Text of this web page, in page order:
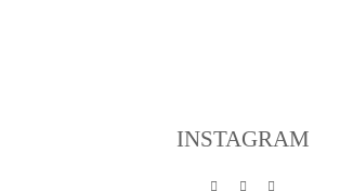
CONTACTOINSTAGRAM